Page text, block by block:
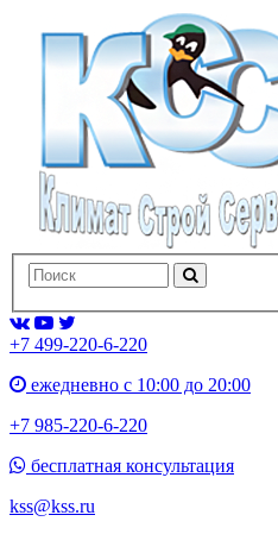
+7 499-220-6-220
ежедневно с 10:00 до 20:00
+7 985-220-6-220
бесплатная консультация
kss@kss.ru